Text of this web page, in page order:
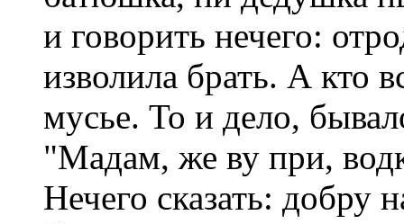
и говорить нечего:
изволила брать. А кто
мусье. То и дело,
"Мадам, же ву при,
Нечего сказать: добру